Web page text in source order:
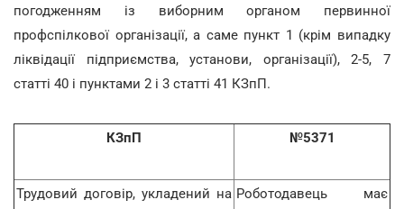
погодженням із виборним органом первинної
профспілкової організації, а саме пункт 1 (крім випадку
ліквідації підприємства, установи, організації), 2-5, 7
статті 40 і пунктами 2 і 3 статті 41 КЗпП.
КЗпП №5371
Трудовий договір, укладений на Роботодавець має